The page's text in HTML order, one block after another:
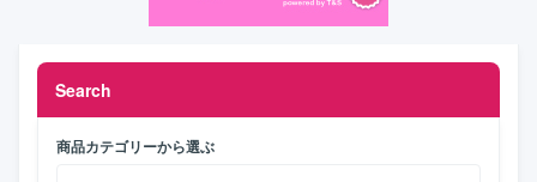
Search
商品カテゴリーから選ぶ